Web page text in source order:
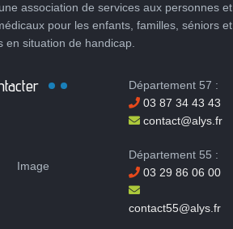
association de services aux personnes et
pour les enfants, familles, séniors et
en situation de handicap.
Département 57 :
03 87 34 43 43
contact@alys.fr
Département 55 :
03 29 86 06 00
contact55@alys.fr